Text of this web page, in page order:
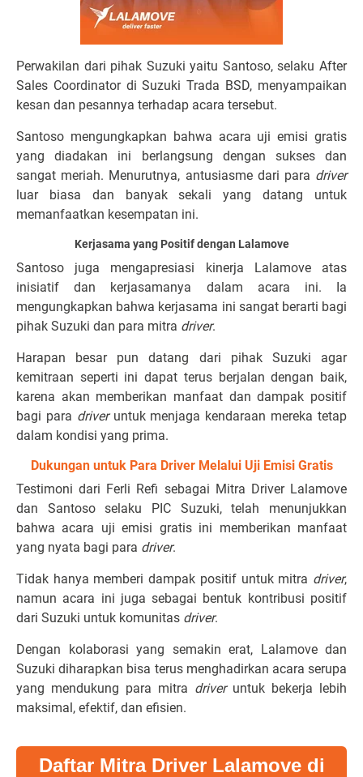
Perwakilan dari pihak Suzuki yaitu Santoso, selaku After
Sales Coordinator di Suzuki Trada BSD, menyampaikan
kesan dan pesannya terhadap acara tersebut.
Santoso mengungkapkan bahwa acara uji emisi gratis
yang diadakan ini berlangsung dengan sukses dan
sangat meriah. Menurutnya, antusiasme dari para driver
luar biasa dan banyak sekali yang datang untuk
memanfaatkan kesempatan ini.
Kerjasama yang Positif dengan Lalamove
Santoso juga mengapresiasi kinerja Lalamove atas
inisiatif dan kerjasamanya dalam acara ini. Ia
mengungkapkan bahwa kerjasama ini sangat berarti bagi
pihak Suzuki dan para mitra driver.
Harapan besar pun datang dari pihak Suzuki agar
kemitraan seperti ini dapat terus berjalan dengan baik,
karena akan memberikan manfaat dan dampak positif
bagi para driveruntuk menjaga kendaraan mereka tetap
dalam kondisi yang prima.
Dukungan untuk Para Driver Melalui Uji Emisi Gratis
Testimoni dari Ferli Refi sebagai Mitra Driver Lalamove
dan Santoso selaku PIC Suzuki, telah menunjukkan
bahwa acara uji emisi gratis ini memberikan manfaat
yang nyata bagi para driver.
Tidak hanya memberi dampak positif untuk mitra driver,
namun acara ini juga sebagai bentuk kontribusi positif
dari Suzuki untuk komunitas driver.
Dengan kolaborasi yang semakin erat, Lalamove dan
Suzuki diharapkan bisa terus menghadirkan acara serupa
yang mendukung para mitra driveruntuk bekerja lebih
maksimal, efektif, dan efisien.
Daftar Mitra Driver Lalamove di